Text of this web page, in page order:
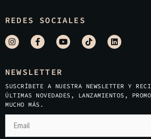
REDES SOCIALES
NEWSLETTER
SUSCRÍBETE A NUESTRA NEWSLETTER Y
ÚLTIMAS NOVEDADES, LANZAMIENTOS,
MUCHO MÁS.